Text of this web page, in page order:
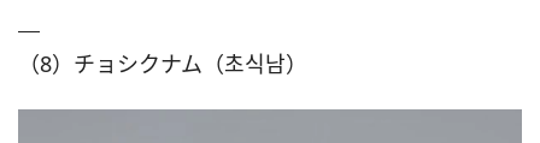
（8）チョシクナム（초식남）